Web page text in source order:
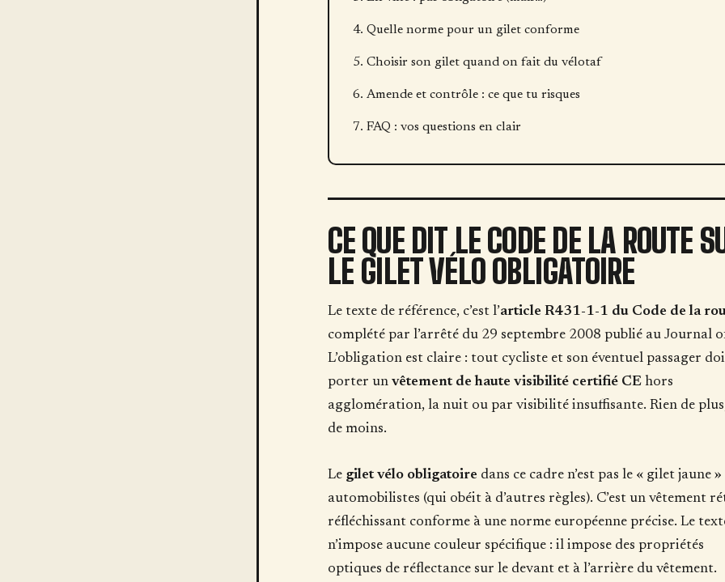
Quelle norme pour un gilet conforme
Choisir son gilet quand on fait du vélotaf
Amende et contrôle : ce que tu risques
FAQ : vos questions en clair
CE QUE DIT LE CODE DE LA ROUTE
LE GILET VÉLO OBLIGATOIRE
Le texte de référence, c’est l’article R431-1-1 du Code de la
complété par l’arrêté du 29 septembre 2008 publié au Journal
L’obligation est claire : tout cycliste et son éventuel passager
porter un vêtement de haute visibilité certifié CEhors
agglomération, la nuit ou par visibilité insuffisante. Rien de
de moins.
Le gilet vélo obligatoire dans ce cadre n’est pas le « gilet jaune »
automobilistes (qui obéit à d’autres règles). C’est un vêtement
réfléchissant conforme à une norme européenne précise. Le
n’impose aucune couleur spécifique : il impose des propriétés
optiques de réflectance sur le devant et à l’arrière du vêtement.